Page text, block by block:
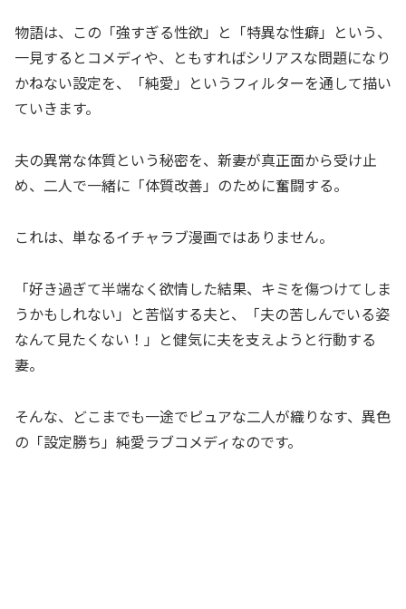
物語は、この「強すぎる性欲」と「特異な性癖」という、
一見するとコメディや、ともすればシリアスな問題になり
かねない設定を、「純愛」というフィルターを通して描い
ていきます。
夫の異常な体質という秘密を、新妻が真正面から受け止
め、二人で一緒に「体質改善」のために奮闘する。
これは、単なるイチャラブ漫画ではありません。
「好き過ぎて半端なく欲情した結果、キミを傷つけてしま
うかもしれない」と苦悩する夫と、「夫の苦しんでいる姿
なんて見たくない！」と健気に夫を支えようと行動する
妻。
そんな、どこまでも一途でピュアな二人が織りなす、異色
の「設定勝ち」純愛ラブコメディなのです。